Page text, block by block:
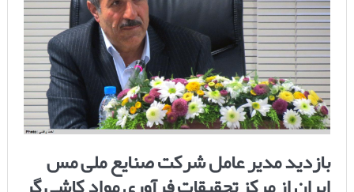
بازدید مدیر عامل شرکت صنایع ملی مس